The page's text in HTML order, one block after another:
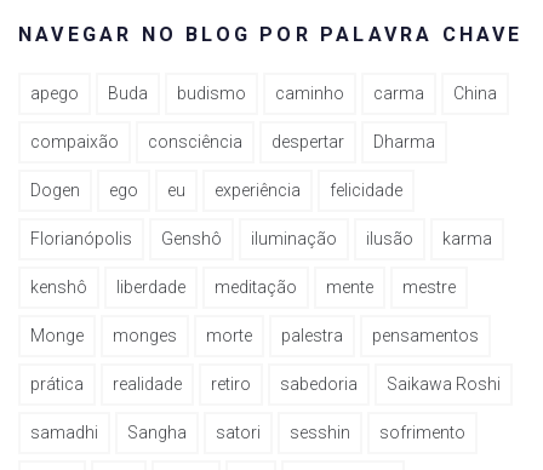
NAVEGAR NO BLOG POR PALAVRA CHAVE
apego Buda budismo caminho carma China
compaixão consciência despertar Dharma
Dogen ego eu experiência felicidade
Florianópolis Genshô iluminação ilusão karma
kenshô liberdade meditação mente mestre
Monge monges morte palestra pensamentos
prática realidade retiro sabedoria Saikawa Roshi
samadhi Sangha satori sesshin sofrimento